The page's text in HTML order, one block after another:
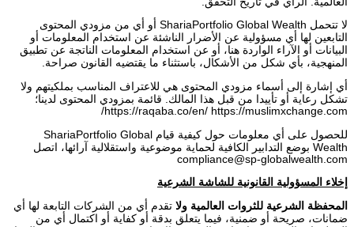
لا تتحمل ShariaPortfolio Global Wealth أو أي من مزودي المحتوى
التابعين لها أي مسؤولية عن الأضرار الناشئة عن استخدام المعلومات أو
البيانات أو الآراء الواردة هنا، أو عن استخدام المعلومات الناتجة عن تطبيق
المنهجية، بأي شكل من الأشكال، باستثناء ما يقتضيه القانون صراحة.
أي إشارة إلى أسماء مزودي المحتوى هي للاعتراف المناسب بملكيتهم ولا
تشكل رعاية أو تأييدا من قبل هذا المالك. قائمة بمزودي المحتوى لدينا؛
https://raqaba.co/en/ https://muslimxchange.com/
للحصول على أي معلومات حول كيفية قيام ShariaPortfolio Global
Wealth بوضع التدابير الكافية لحماية موضوعية واستقلالية آرائها، اتصل
compliance@sp-globalwealth.com
إخلاء المسؤولية القانونية للشاشة الشرعية
المحفظة الشرعية للثروات العالمية ولا تقدم أي من الشركات التابعة لها أي
ضمانات، صريحة أو ضمنية، فيما يتعلق بدقة أو كفاية أو اكتمال أي من